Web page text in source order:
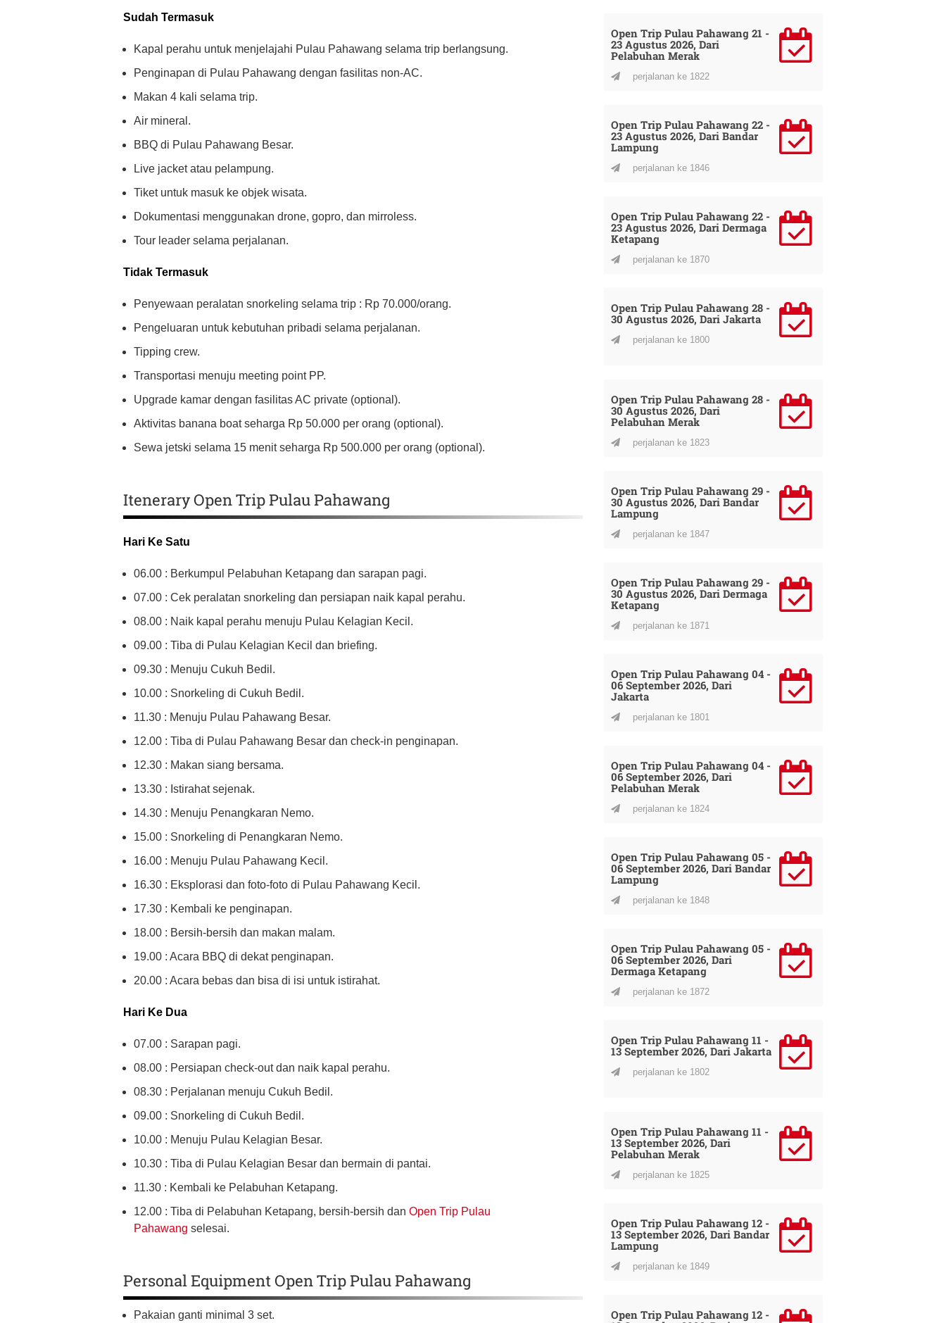
Sudah Termasuk
Kapal perahu untuk menjelajahi Pulau Pahawang selama trip berlangsung.
Penginapan di Pulau Pahawang dengan fasilitas non-AC.
Makan 4 kali selama trip.
Air mineral.
BBQ di Pulau Pahawang Besar.
Live jacket atau pelampung.
Tiket untuk masuk ke objek wisata.
Dokumentasi menggunakan drone, gopro, dan mirroless.
Tour leader selama perjalanan.
Tidak Termasuk
Penyewaan peralatan snorkeling selama trip : Rp 70.000/orang.
Pengeluaran untuk kebutuhan pribadi selama perjalanan.
Tipping crew.
Transportasi menuju meeting point PP.
Upgrade kamar dengan fasilitas AC private (optional).
Aktivitas banana boat seharga Rp 50.000 per orang (optional).
Sewa jetski selama 15 menit seharga Rp 500.000 per orang (optional).
Itenerary Open Trip Pulau Pahawang
Hari Ke Satu
06.00 : Berkumpul Pelabuhan Ketapang dan sarapan pagi.
07.00 : Cek peralatan snorkeling dan persiapan naik kapal perahu.
08.00 : Naik kapal perahu menuju Pulau Kelagian Kecil.
09.00 : Tiba di Pulau Kelagian Kecil dan briefing.
09.30 : Menuju Cukuh Bedil.
10.00 : Snorkeling di Cukuh Bedil.
11.30 : Menuju Pulau Pahawang Besar.
12.00 : Tiba di Pulau Pahawang Besar dan check-in penginapan.
12.30 : Makan siang bersama.
13.30 : Istirahat sejenak.
14.30 : Menuju Penangkaran Nemo.
15.00 : Snorkeling di Penangkaran Nemo.
16.00 : Menuju Pulau Pahawang Kecil.
16.30 : Eksplorasi dan foto-foto di Pulau Pahawang Kecil.
17.30 : Kembali ke penginapan.
18.00 : Bersih-bersih dan makan malam.
19.00 : Acara BBQ di dekat penginapan.
20.00 : Acara bebas dan bisa di isi untuk istirahat.
Hari Ke Dua
07.00 : Sarapan pagi.
08.00 : Persiapan check-out dan naik kapal perahu.
08.30 : Perjalanan menuju Cukuh Bedil.
09.00 : Snorkeling di Cukuh Bedil.
10.00 : Menuju Pulau Kelagian Besar.
10.30 : Tiba di Pulau Kelagian Besar dan bermain di pantai.
11.30 : Kembali ke Pelabuhan Ketapang.
12.00 : Tiba di Pelabuhan Ketapang, bersih-bersih dan Open Trip Pulau
Pahawang selesai.
Personal Equipment Open Trip Pulau Pahawang
Pakaian ganti minimal 3 set.
Open Trip Pulau Pahawang 21 -
23 Agustus 2026, Dari
Pelabuhan Merak
perjalanan ke 1822
Open Trip Pulau Pahawang 22 -
23 Agustus 2026, Dari Bandar
Lampung
perjalanan ke 1846
Open Trip Pulau Pahawang 22 -
23 Agustus 2026, Dari Dermaga
Ketapang
perjalanan ke 1870
Open Trip Pulau Pahawang 28 -
30 Agustus 2026, Dari Jakarta
perjalanan ke 1800
Open Trip Pulau Pahawang 28 -
30 Agustus 2026, Dari
Pelabuhan Merak
perjalanan ke 1823
Open Trip Pulau Pahawang 29 -
30 Agustus 2026, Dari Bandar
Lampung
perjalanan ke 1847
Open Trip Pulau Pahawang 29 -
30 Agustus 2026, Dari Dermaga
Ketapang
perjalanan ke 1871
Open Trip Pulau Pahawang 04 -
06 September 2026, Dari
Jakarta
perjalanan ke 1801
Open Trip Pulau Pahawang 04 -
06 September 2026, Dari
Pelabuhan Merak
perjalanan ke 1824
Open Trip Pulau Pahawang 05 -
06 September 2026, Dari Bandar
Lampung
perjalanan ke 1848
Open Trip Pulau Pahawang 05 -
06 September 2026, Dari
Dermaga Ketapang
perjalanan ke 1872
Open Trip Pulau Pahawang 11 -
13 September 2026, Dari Jakarta
perjalanan ke 1802
Open Trip Pulau Pahawang 11 -
13 September 2026, Dari
Pelabuhan Merak
perjalanan ke 1825
Open Trip Pulau Pahawang 12 -
13 September 2026, Dari Bandar
Lampung
perjalanan ke 1849
Open Trip Pulau Pahawang 12 -